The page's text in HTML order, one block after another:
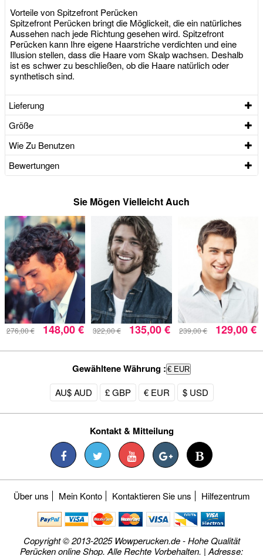
Vorteile von Spitzefront Perücken
Spitzefront Perücken bringt die Möglickeit, die ein natürliches
Aussehen nach jede Richtung gesehen wird. Spitzefront
Perücken kann Ihre eigene Haarstriche verdichten und eine
Illusion stellen, dass die Haare vom Skalp wachsen. Deshalb
ist es schwer zu beschließen, ob die Haare natürlich oder
synthetisch sind.
Lieferung
Größe
Wie Zu Benutzen
Bewertungen
Sie Mögen Vielleicht Auch
276,00 € 148,00 € 322,00 € 135,00 € 239,00 € 129,00 €
Gewähltene Währung : € EUR
AU$ AUD £ GBP € EUR $ USD
Kontakt & Mitteilung
Über uns Mein Konto Kontaktieren Sie uns Hilfezentrum
Copyright © 2013-2025 Wowperucken.de - Hohe Qualität
Perücken online Shop. Alle Rechte Vorbehalten. | Adresse: